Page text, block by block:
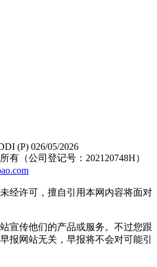
(P) 026/05/2026
有（公司登记号：202120748H）
经许可，擅自引用本网内容将面对
宣传他们的产品或服务。不过您跟
报网站无关，早报将不会对可能引